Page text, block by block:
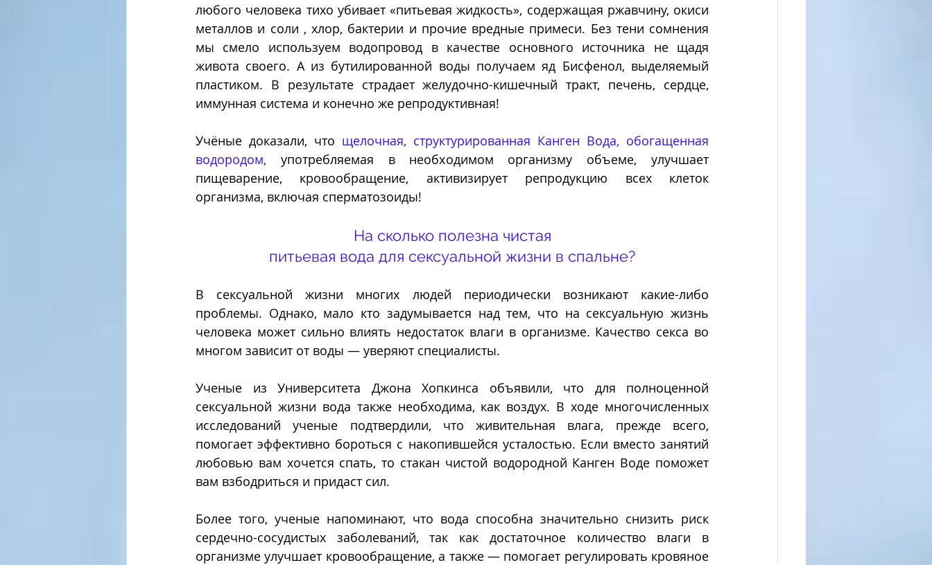
любого человека тихо убивает «питьевая жидкость», содержащая ржавчину, окиси
металлов и соли , хлор, бактерии и прочие вредные примеси. Без тени сомнения
мы смело используем водопровод в качестве основного источника не щадя
живота своего. А из бутилированной воды получаем яд Бисфенол, выделяемый
пластиком. В результате страдает желудочно-кишечный тракт, печень, сердце,
иммунная система и конечно же репродуктивная!
Учёные доказали, что щелочная, структурированная Канген Вода, обогащенная
водородом, употребляемая в необходимом организму объеме, улучшает
пищеварение, кровообращение, активизирует репродукцию всех клеток
организма, включая сперматозоиды!
На сколько полезна чистая
питьевая вода для сексуальной жизни в спальне?
В сексуальной жизни многих людей периодически возникают какие-либо
проблемы. Однако, мало кто задумывается над тем, что на сексуальную жизнь
человека может сильно влиять недостаток влаги в организме. Качество секса во
многом зависит от воды — уверяют специалисты.
Ученые из Университета Джона Хопкинса объявили, что для полноценной
сексуальной жизни вода также необходима, как воздух. В ходе многочисленных
исследований ученые подтвердили, что живительная влага, прежде всего,
помогает эффективно бороться с накопившейся усталостью. Если вместо занятий
любовью вам хочется спать, то стакан чистой водородной Канген Воде поможет
вам взбодриться и придаст сил.
Более того, ученые напоминают, что вода способна значительно снизить риск
сердечно-сосудистых заболеваний, так как достаточное количество влаги в
организме улучшает кровообращение, а также — помогает регулировать кровяное